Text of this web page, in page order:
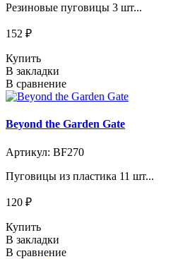
Резиновые пуговицы 3 шт...
152 ₽
Купить
В закладки
В сравнение
Beyond the Garden Gate
Артикул: BF270
Пуговицы из пластика 11 шт...
120 ₽
Купить
В закладки
В сравнение